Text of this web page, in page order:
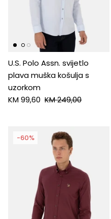
Antony Morato
LIU JO
Trussardi
U.S. Polo Assn. svijetlo
plava muška košulja s
uzorkom
KM 99,60 KM 249,00
-60%